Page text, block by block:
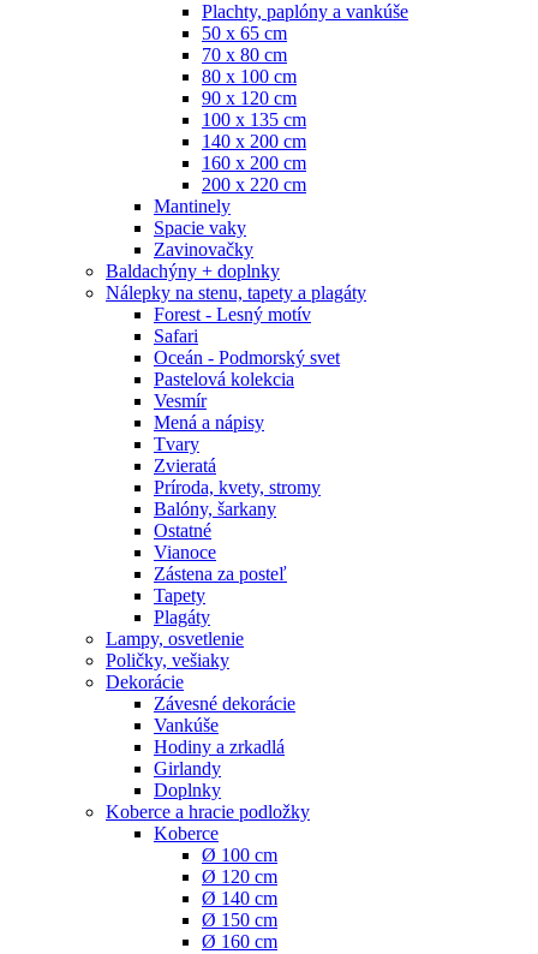
Plachty, paplóny a vankúše
50 x 65 cm
70 x 80 cm
80 x 100 cm
90 x 120 cm
100 x 135 cm
140 x 200 cm
160 x 200 cm
200 x 220 cm
Mantinely
Spacie vaky
Zavinovačky
Baldachýny + doplnky
Nálepky na stenu, tapety a plagáty
Forest - Lesný motív
Safari
Oceán - Podmorský svet
Pastelová kolekcia
Vesmír
Mená a nápisy
Tvary
Zvieratá
Príroda, kvety, stromy
Balóny, šarkany
Ostatné
Vianoce
Zástena za posteľ
Tapety
Plagáty
Lampy, osvetlenie
Poličky, vešiaky
Dekorácie
Závesné dekorácie
Vankúše
Hodiny a zrkadlá
Girlandy
Doplnky
Koberce a hracie podložky
Koberce
Ø 100 cm
Ø 120 cm
Ø 140 cm
Ø 150 cm
Ø 160 cm